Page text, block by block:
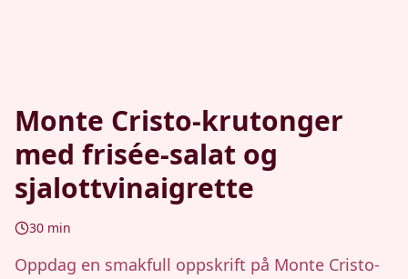
Monte Cristo-krutonger
med frisée-salat og
sjalottvinaigrette
30 min
Oppdag en smakfull oppskrift på Monte Cristo-